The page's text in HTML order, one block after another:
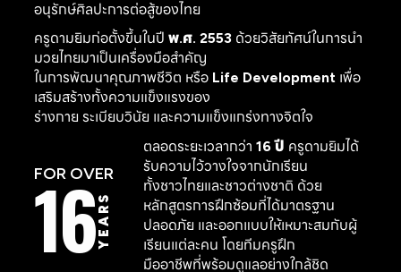
อนุรักษ์ศิลปะการต่อสู้ของไทย
ครูดามยิมก่อตั้งขึ้นในปี พ.ศ. 2553ด้วยวิสัยทัศน์ในการนำ
มวยไทยมาเป็นเครื่องมือสำคัญ
ในการพัฒนาคุณภาพชีวิต หรือ Life Developmentเพื่อ
เสริมสร้างทั้งความแข็งแรงของ
ร่างกาย ระเบียบวินัย และความแข็งแกร่งทางจิตใจ
FOR OVER
16YEARS
ตลอดระยะเวลากว่า 16 ปี ครูดามยิมได้
รับความไว้วางใจจากนักเรียน
ทั้งชาวไทยและชาวต่างชาติ ด้วย
หลักสูตรการฝึกซ้อมที่ได้มาตรฐาน
ปลอดภัย และออกแบบให้เหมาะสมกับผู้
เรียนแต่ละคน โดยทีมครูฝึก
มืออาชีพที่พร้อมดูแลอย่างใกล้ชิด